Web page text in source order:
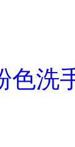
色洗